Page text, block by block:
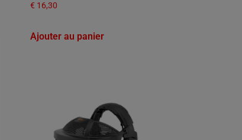
€ 16,30
Ajouter au panier